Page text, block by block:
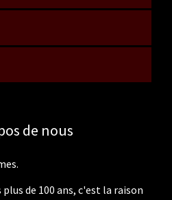
de nous
de 100 ans, c'est la raison